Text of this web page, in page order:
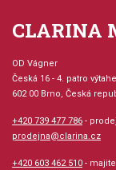
Hudební
Velikost
Počet
Počet stran:
CLARINA
OD Vágner
Česká 16 - 4. patro
602 00 Brno, Česká
+420 739 477 786 -
prodejna@clarina.cz
+420 603 462 510 -